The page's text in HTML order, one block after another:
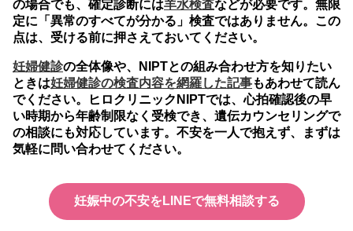
の場合でも、確定診断には羊水検査などが必要です。無限
定に「異常のすべてが分かる」検査ではありません。この
点は、受ける前に押さえておいてください。
妊婦健診の全体像や、NIPTとの組み合わせ方を知りたい
ときは妊婦健診の検査内容を網羅した記事もあわせて読ん
でください。ヒロクリニックNIPTでは、心拍確認後の早
い時期から年齢制限なく受検でき、遺伝カウンセリングで
の相談にも対応しています。不安を一人で抱えず、まずは
気軽に問い合わせてください。
妊娠中の不安をLINEで無料相談する